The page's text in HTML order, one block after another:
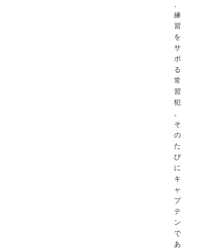
練
習
を
サ
ボ
る
常
習
犯
。
そ
の
た
び
に
キ
ャ
プ
テ
ン
で
あ